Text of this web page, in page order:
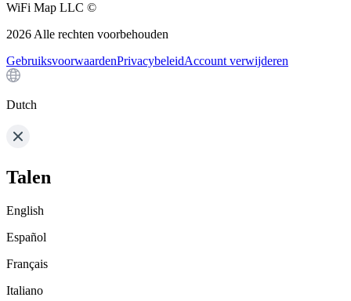
WiFi Map LLC ©
2026 Alle rechten voorbehouden
GebruiksvoorwaardenPrivacybeleidAccount verwijderen
Dutch
Talen
English
Español
Français
Italiano